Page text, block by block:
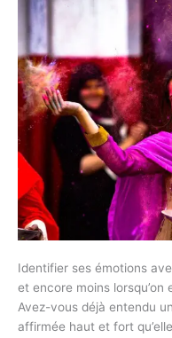
Identifier ses émotions
et encore moins
Avez-vous déjà entendu
affirmée haut et fort
PRÉCISION